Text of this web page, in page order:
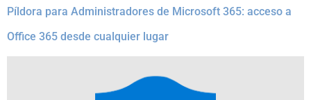
Píldora para Administradores de Microsoft 365: acceso a
Office 365 desde cualquier lugar